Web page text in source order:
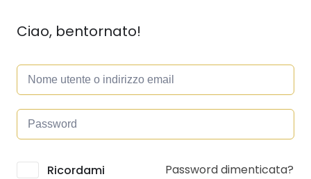
Ciao, bentornato!
Alternative:
Ricordami Password dimenticata?